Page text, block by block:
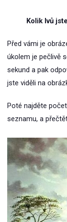
Kolik lvů
Před vámi je
úkolem je pečlivě
sekund a pak
jste viděli na
Poté najděte
seznamu, a